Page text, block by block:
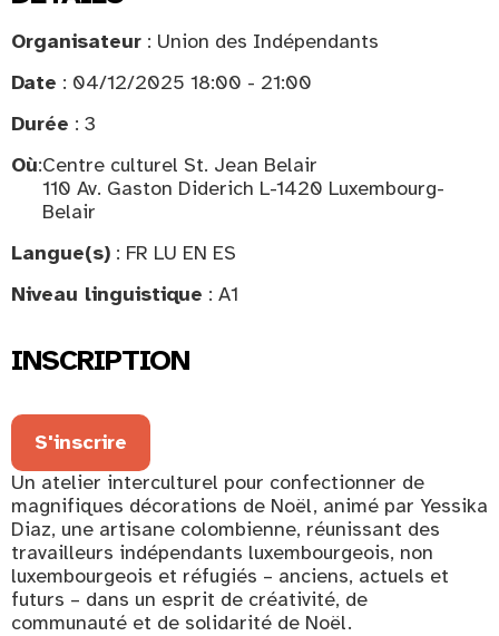
Organisateur : Union des Indépendants
Date : 04/12/2025 18:00 - 21:00
Durée : 3
Où:Centre culturel St. Jean Belair
110 Av. Gaston Diderich L-1420 Luxembourg-
Belair
Langue(s) : FR LU EN ES
Niveau linguistique : A1
INSCRIPTION
S'inscrire
Un atelier interculturel pour confectionner de
magnifiques décorations de Noël, animé par Yessika
Diaz, une artisane colombienne, réunissant des
travailleurs indépendants luxembourgeois, non
luxembourgeois et réfugiés – anciens, actuels et
futurs – dans un esprit de créativité, de
communauté et de solidarité de Noël.